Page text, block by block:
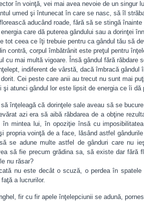
în voinţă, vei mai avea nevoie de un singur
umed şi întunecat în care se nasc, să îl
aducând roade, fără să se stingă
energia care dă puterea gândului sau a dorinţei
tot ceea ce îţi trebuie pentru ca gândul tău să
contră, corpul îmbătrânit este preţul pentru
cu mai multă vigoare. Însă gândul fără răbdare
indiferent de vârstă, dacă îmbracă gândul
Cei peste care anii au trecut nu sunt mai
şi atunci gândul lor este lipsit de energia ce îi dă
înţeleagă că dorinţele sale aveau să se
azi era să aibă răbdarea de a obţine
în mintea lui, în opoziţie însă cu
propria voinţă de a face, lăsând astfel
se adune multe astfel de gânduri care nu
să fie precum grădina sa, să existe dar fără
nu răsar?
nu este decât o scuză, o perdea în
a lucrurilor.
fir cu fir apele înţelepciunii se adună,